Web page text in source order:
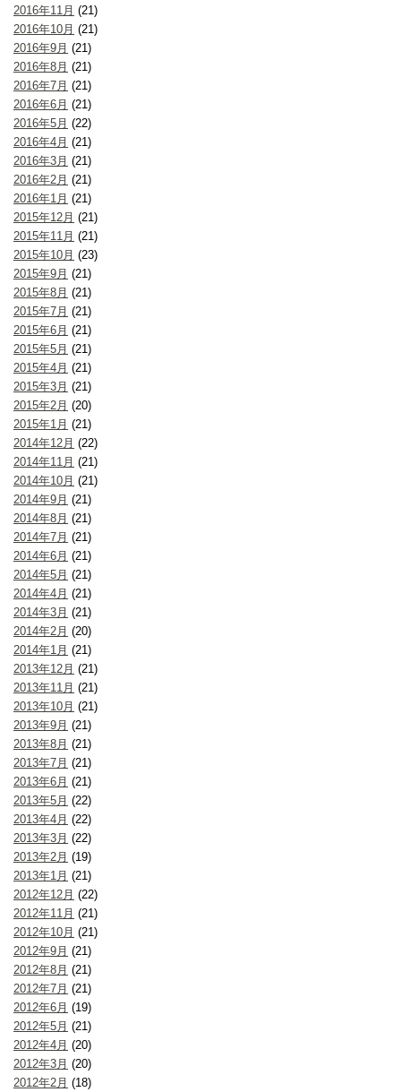
2016年11月 (21)
2016年10月 (21)
2016年9月 (21)
2016年8月 (21)
2016年7月 (21)
2016年6月 (21)
2016年5月 (22)
2016年4月 (21)
2016年3月 (21)
2016年2月 (21)
2016年1月 (21)
2015年12月 (21)
2015年11月 (21)
2015年10月 (23)
2015年9月 (21)
2015年8月 (21)
2015年7月 (21)
2015年6月 (21)
2015年5月 (21)
2015年4月 (21)
2015年3月 (21)
2015年2月 (20)
2015年1月 (21)
2014年12月 (22)
2014年11月 (21)
2014年10月 (21)
2014年9月 (21)
2014年8月 (21)
2014年7月 (21)
2014年6月 (21)
2014年5月 (21)
2014年4月 (21)
2014年3月 (21)
2014年2月 (20)
2014年1月 (21)
2013年12月 (21)
2013年11月 (21)
2013年10月 (21)
2013年9月 (21)
2013年8月 (21)
2013年7月 (21)
2013年6月 (21)
2013年5月 (22)
2013年4月 (22)
2013年3月 (22)
2013年2月 (19)
2013年1月 (21)
2012年12月 (22)
2012年11月 (21)
2012年10月 (21)
2012年9月 (21)
2012年8月 (21)
2012年7月 (21)
2012年6月 (19)
2012年5月 (21)
2012年4月 (20)
2012年3月 (20)
2012年2月 (18)